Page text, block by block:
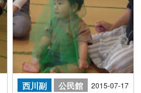
西川副 公民館 2015-07-17